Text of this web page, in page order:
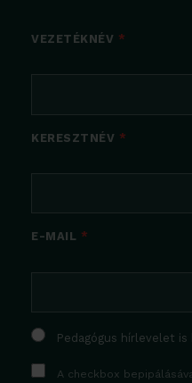
VEZETÉKNÉV
KERESZTNÉV
E-MAIL
Pedagógus hírlevelet is
A checkbox